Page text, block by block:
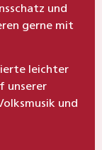
und
gerne mit
leichter
unserer
und